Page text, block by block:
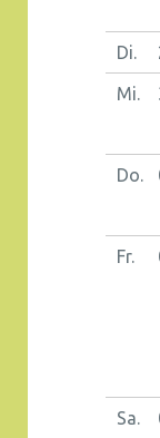
Di.
Mi.
Do.
Fr.
Sa.